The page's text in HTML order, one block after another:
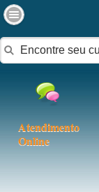
Atendimento
Online